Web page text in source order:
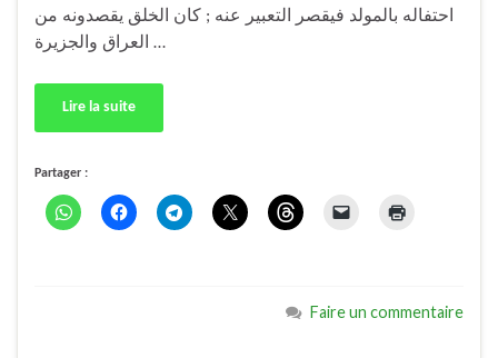
احتفاله بالمولد فيقصر التعبير عنه ; كان الخلق يقصدونه من
العراق والجزيرة …
Lire la suite
Partager :
Faire un commentaire